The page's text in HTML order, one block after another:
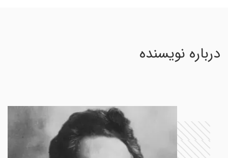
درباره نویسنده